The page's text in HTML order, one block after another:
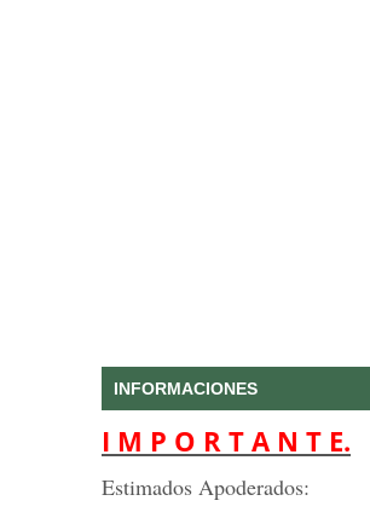
INFORMACIONES
I M P O R T A N T E.
Estimados Apoderados: